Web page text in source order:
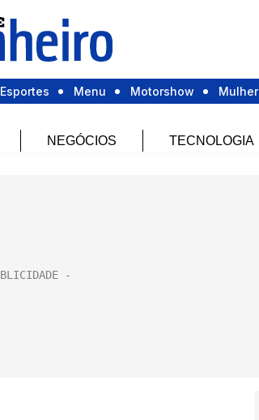
Esportes Menu Motorshow Mulher
NEGÓCIOS TECNOLOGIA